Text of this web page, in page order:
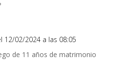
12/02/2024 a las 08:05
de 11 años de matrimonio